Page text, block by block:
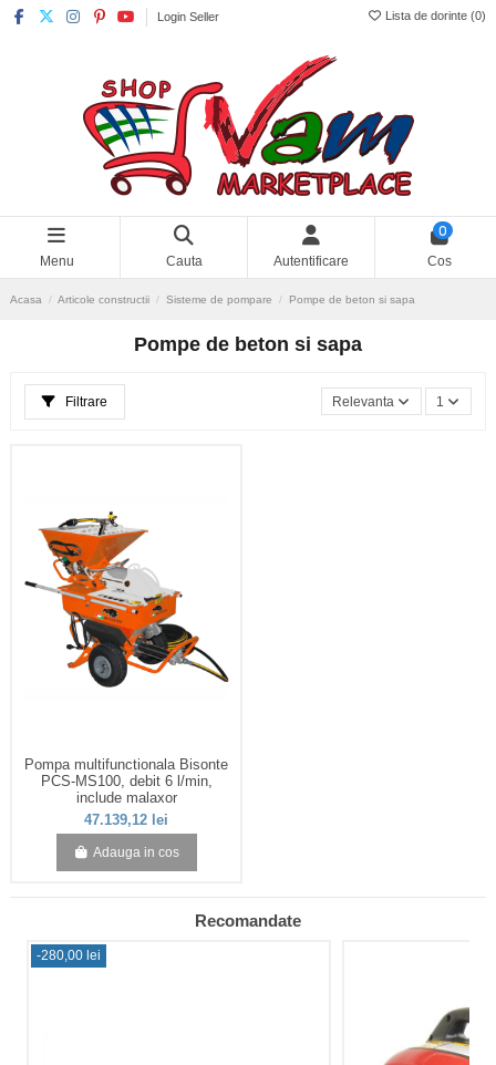
Login Seller Lista de dorinte (0)
Menu Cauta Autentificare
0
Cos
Acasa Articole constructii Sisteme de pompare Pompe de beton si sapa
Pompe de beton si sapa
Filtrare Relevanta 1
Pompa multifunctionala Bisonte
PCS-MS100, debit 6 l/min,
include malaxor
47.139,12 lei
Adauga in cos
Recomandate
-280,00 lei